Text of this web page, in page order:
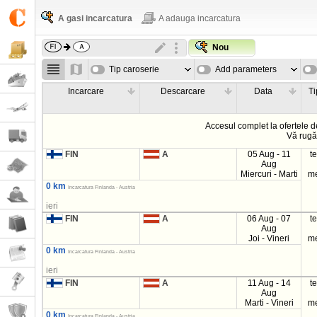
A gasi incarcatura A adauga incarcatura
Nou
Tip caroserie Add parameters
Incarcare Descarcare Data
Accesul complet la ofertele
Vă
FIN
A
05 Aug - 11
Aug
Miercuri - Marti
0 km
Incarcatura Finlanda - Austria
ieri
FIN
A
06 Aug - 07
Aug
Joi - Vineri
0 km
Incarcatura Finlanda - Austria
ieri
FIN
A
11 Aug - 14
Aug
Marti - Vineri
0 km
Incarcatura Finlanda - Austria